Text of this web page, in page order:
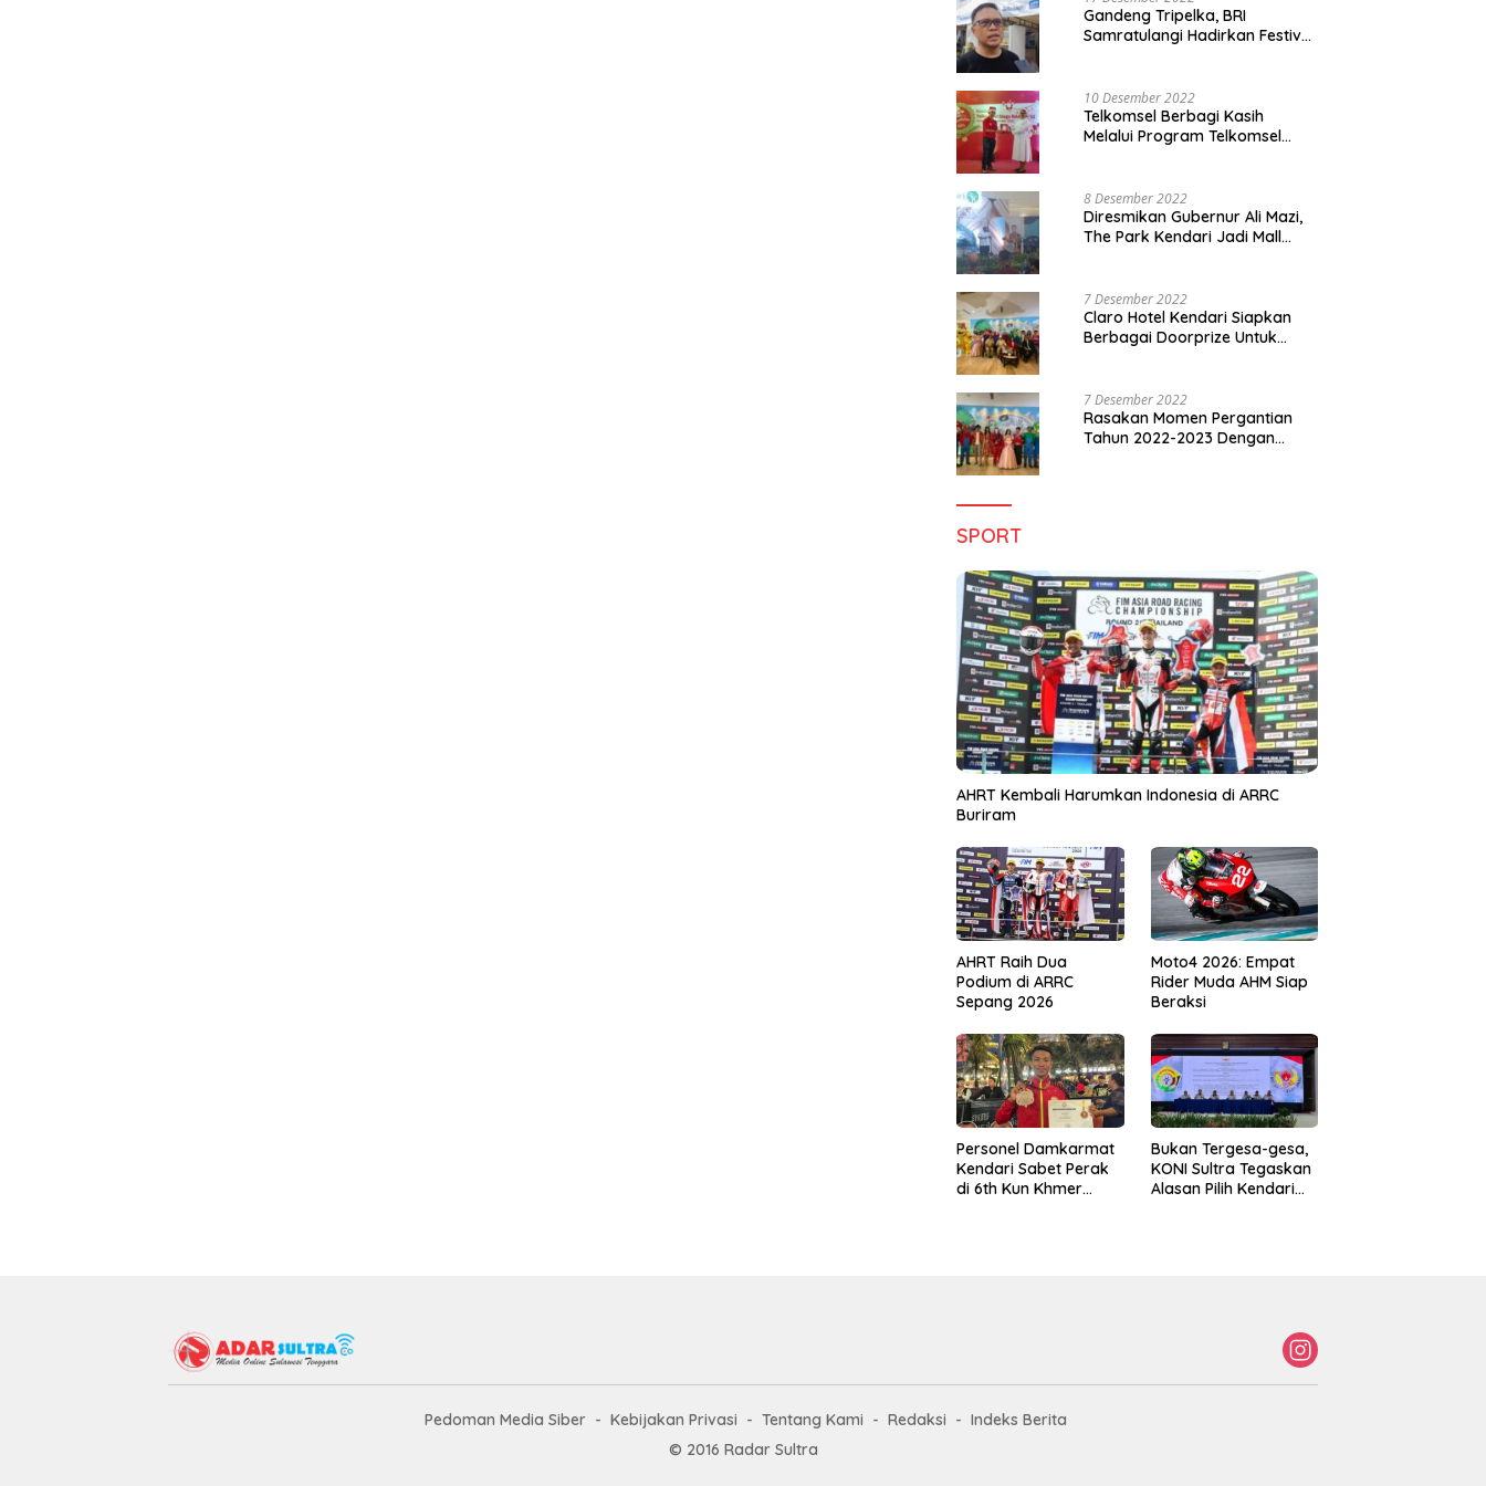
Gandeng Tripelka, BRI
Samratulangi Hadirkan Festival
10 Desember 2022
Telkomsel Berbagi Kasih
Melalui Program Telkomsel
8 Desember 2022
Diresmikan Gubernur Ali Mazi,
The Park Kendari Jadi Mall
7 Desember 2022
Claro Hotel Kendari Siapkan
Berbagai Doorprize Untuk
7 Desember 2022
Rasakan Momen Pergantian
Tahun 2022-2023 Dengan
SPORT
AHRT Kembali Harumkan Indonesia di ARRC
Buriram
AHRT Raih Dua
Podium di ARRC
Sepang 2026
Moto4 2026: Empat
Rider Muda AHM Siap
Beraksi
Personel Damkarmat
Kendari Sabet Perak
di 6th Kun Khmer
Bukan Tergesa-gesa,
KONI Sultra Tegaskan
Alasan Pilih Kendari
Pedoman Media Siber Kebijakan Privasi Tentang Kami Redaksi
Indeks Berita
© 2016 Radar Sultra